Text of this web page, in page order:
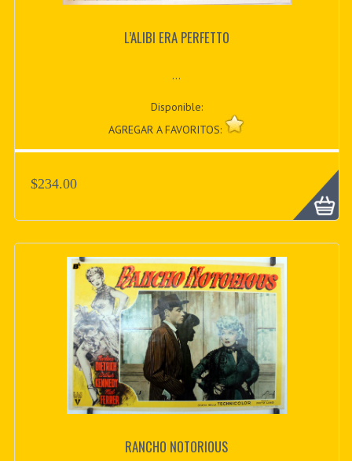
L’ALIBI ERA PERFETTO
...
Disponible:
AGREGAR A FAVORITOS:
$234.00
RANCHO NOTORIOUS